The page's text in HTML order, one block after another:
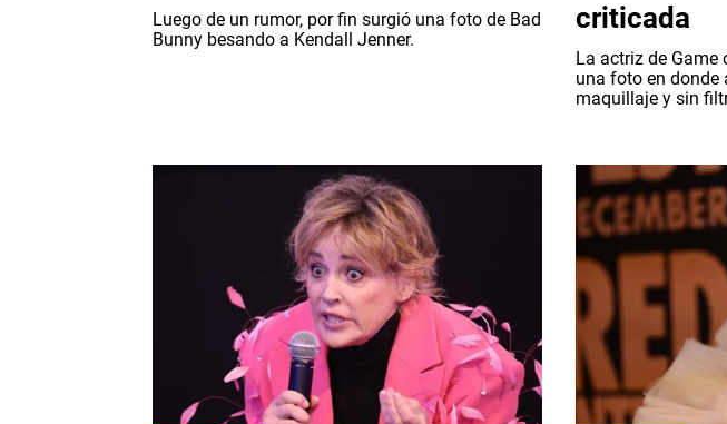
Luego de un rumor, por fin surgió una foto de Bad
Bunny besando a Kendall Jenner.
criticada
La actriz de
una foto en donde
maquillaje y sin